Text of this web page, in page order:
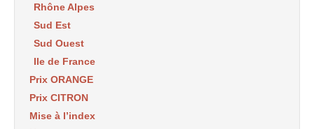
Rhône Alpes
Sud Est
Sud Ouest
Ile de France
Prix ORANGE
Prix CITRON
Mise à l’index